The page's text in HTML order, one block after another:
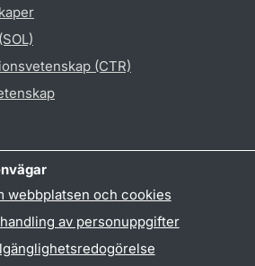
(CTR)
webbplatsen och cookies
av personuppgifter